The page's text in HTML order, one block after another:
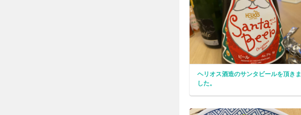
ヘリオス酒造のサンタビールを頂きま
した。